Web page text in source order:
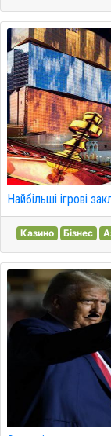
Найбільші ігрові
Казино Бізнес